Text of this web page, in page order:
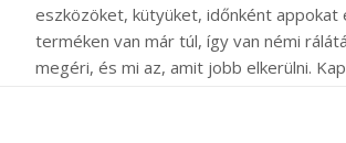
eszközöket, kütyüket, időnként
terméken van már túl, így van némi
megéri, és mi az, amit jobb elkerülni.